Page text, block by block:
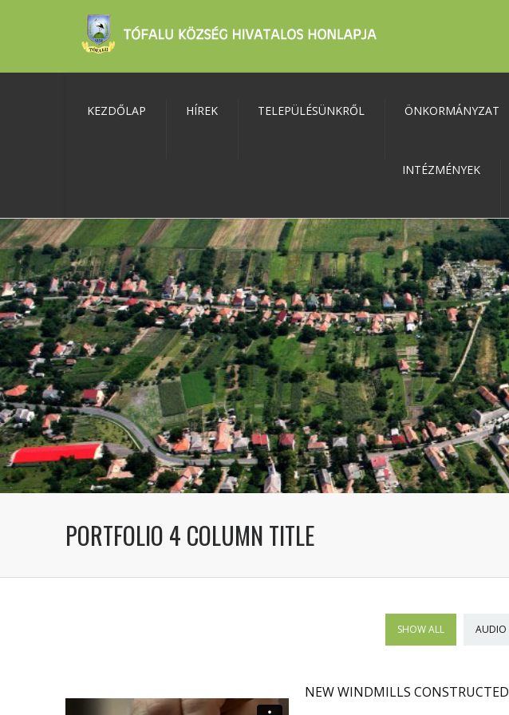
KEZDŐLAP HÍREK TELEPÜLÉSÜNKRŐL ÖNKORMÁNYZAT
INTÉZMÉNYEK
PORTFOLIO 4 COLUMN TITLE
SHOW ALL AUDIO
NEW WINDMILLS CONSTRUCTED